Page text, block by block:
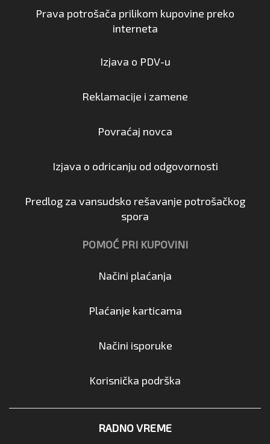
Prava potrošača prilikom kupovine preko
interneta
Izjava o PDV-u
Reklamacije i zamene
Povraćaj novca
Izjava o odricanju od odgovornosti
Predlog za vansudsko rešavanje potrošačkog
spora
POMOĆ PRI KUPOVINI
Načini plaćanja
Plaćanje karticama
Načini isporuke
Korisnička podrška
RADNO VREME